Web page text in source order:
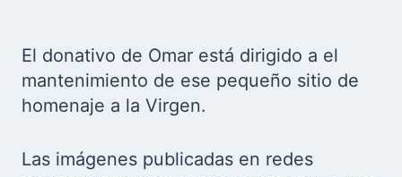
El donativo de Omar está dirigido a el
mantenimiento de ese pequeño sitio de
homenaje a la Virgen.
Las imágenes publicadas en redes